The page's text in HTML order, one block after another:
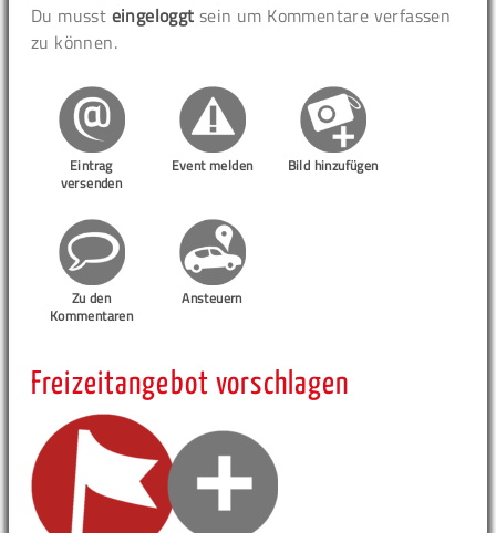
Du musst eingeloggt sein um Kommentare verfassen
zu können.
Eintrag
versenden
Event melden Bild hinzufügen
Zu den
Kommentaren
Ansteuern
Freizeitangebot vorschlagen